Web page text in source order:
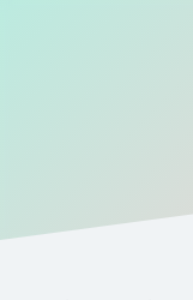
Gizlilik Politikası